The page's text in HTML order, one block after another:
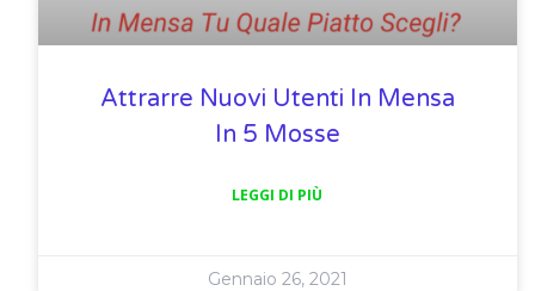
Attrarre Nuovi Utenti In Mensa
In 5 Mosse
LEGGI DI PIÙ
Gennaio 26, 2021